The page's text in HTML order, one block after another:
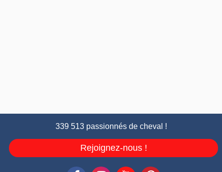
339 513 passionnés de cheval !
Rejoignez-nous !